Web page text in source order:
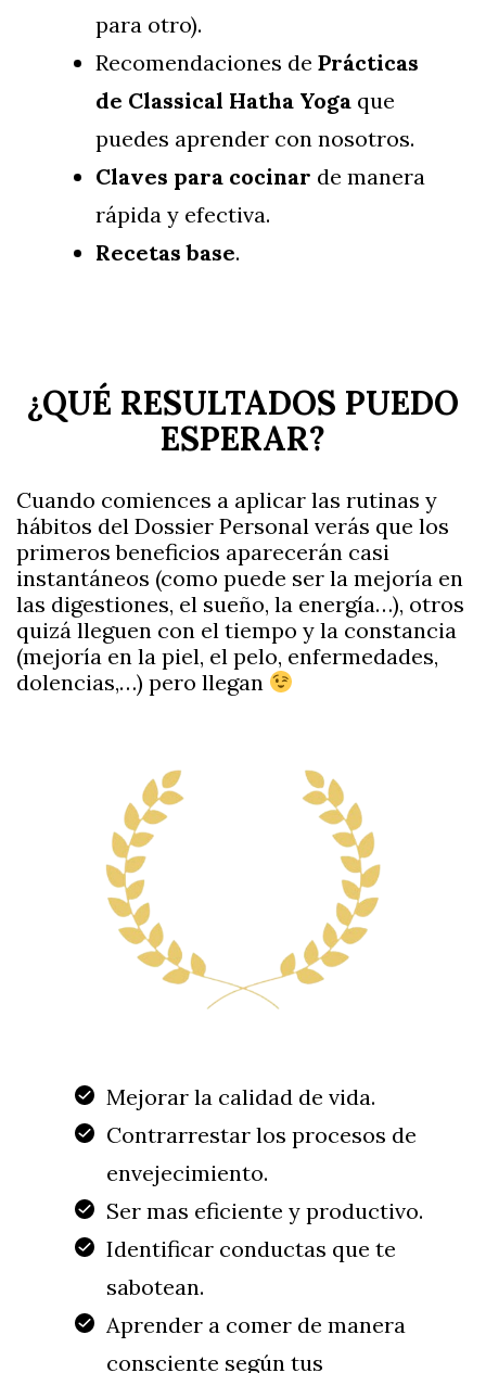
para otro).
Recomendaciones dePrácticas
de Classical Hatha Yoga que
puedes aprender con nosotros.
Claves para cocinar de manera
rápida y efectiva.
Recetas base.
¿QUÉ RESULTADOS PUEDO
ESPERAR?
Cuando comiences a aplicar las rutinas y
hábitos del Dossier Personal verás que los
primeros beneficios aparecerán casi
instantáneos (como puede ser la mejoría en
las digestiones, el sueño, la energía…), otros
quizá lleguen con el tiempo y la constancia
(mejoría en la piel, el pelo, enfermedades,
dolencias,…) pero llegan
Mejorar la calidad de vida.
Contrarrestar los procesos de
envejecimiento.
Ser mas eficiente y productivo.
Identificar conductas que te
sabotean.
Aprender a comer de manera
consciente según tus